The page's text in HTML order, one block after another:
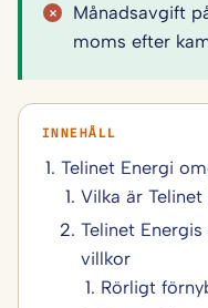
Månadsavgift
moms efter
Telinet Energi
Vilka är Telinet
Telinet
villkor
Rörligt